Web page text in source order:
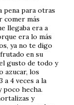
pena para otras
comer más
llegaba era a
era lo más
ya no te digo
en su
gusto de todo y
azucar, los
a 4 veces a la
poco hecha.
y